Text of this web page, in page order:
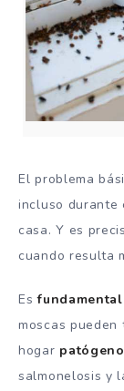
El problema
incluso durante
casa. Y es
cuando resulta
Es
moscas
hogar
salmonelosis y